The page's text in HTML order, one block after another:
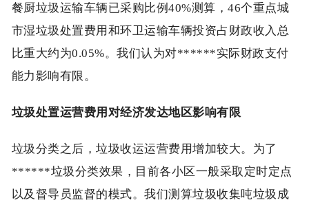
餐厨垃圾运输车辆已采购比例40%测算，46个重点城
市湿垃圾处置费用和环卫运输车辆投资占财政收入总
比重大约为0.05%。我们认为对******实际财政支付
能力影响有限。
垃圾处置运营费用对经济发达地区影响有限
垃圾分类之后，垃圾收运运营费用增加较大。为了
******垃圾分类效果，目前各小区一般采取定时定点
以及督导员监督的模式。我们测算垃圾收集吨垃圾成